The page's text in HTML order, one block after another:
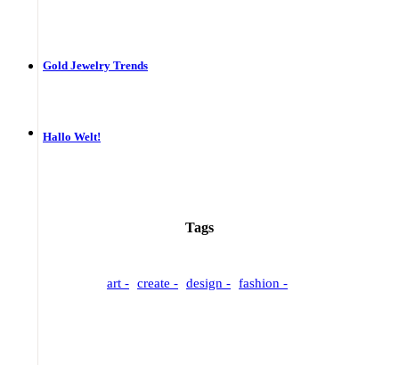
Gold Jewelry Trends
Hallo Welt!
Tags
art create design fashion